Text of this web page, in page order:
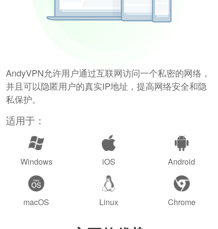
AndyVPN允许用户通过互联网访问一个私密的网络，
并且可以隐匿用户的真实IP地址，提高网络安全和隐
私保护。
适用于：
Windows iOS Android
macOS Linux Chrome